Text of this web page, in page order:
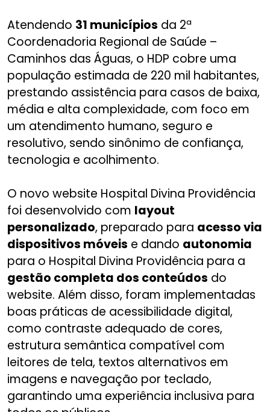
Atendendo 31 municípios da 2ª
Coordenadoria Regional de Saúde –
Caminhos das Águas, o HDP cobre uma
população estimada de 220 mil habitantes,
prestando assistência para casos de baixa,
média e alta complexidade, com foco em
um atendimento humano, seguro e
resolutivo, sendo sinônimo de confiança,
tecnologia e acolhimento.
O novo website Hospital Divina Providência
foi desenvolvido com layout
personalizado, preparado para acesso via
dispositivos móveis e dando autonomia
para o Hospital Divina Providência para a
gestão completa dos conteúdos do
website. Além disso, foram implementadas
boas práticas de acessibilidade digital,
como contraste adequado de cores,
estrutura semântica compatível com
leitores de tela, textos alternativos em
imagens e navegação por teclado,
garantindo uma experiência inclusiva para